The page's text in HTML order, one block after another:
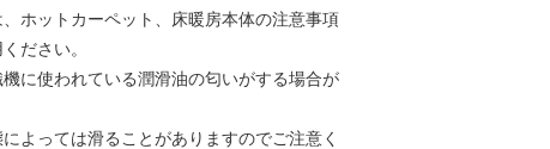
ホットカーペット、床暖房本体の注意事項
ださい。
に使われている潤滑油の匂いがする場合が
よっては滑ることがありますのでご注意く